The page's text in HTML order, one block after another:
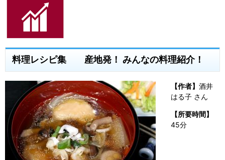
料理レシピ集 産地発！ みんなの料理紹介！
【作者】 酒井
はる子 さん
【所要時間】
45分